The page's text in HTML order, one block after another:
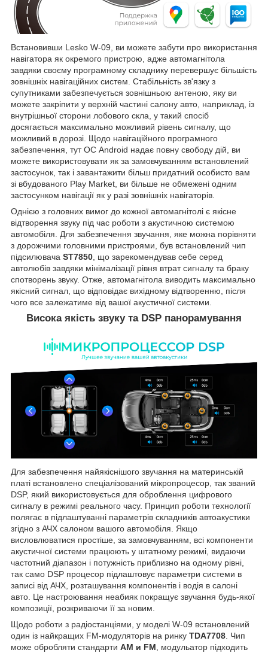
Встановивши Lesko W-09, ви можете забути про використання
навігатора як окремого пристрою, адже автомагнітола
завдяки своєму програмному складнику перевершує більшість
зовнішніх навігаційних систем. Стабільність зв'язку з
супутниками забезпечується зовнішньою антеною, яку ви
можете закріпити у верхній частині салону авто, наприклад, із
внутрішньої сторони лобового скла, у такий спосіб
досягається максимально можливий рівень сигналу, що
можливий в дорозі. Щодо навігаційного програмного
забезпечення, тут ОС Android надає повну свободу дій, ви
можете використовувати як за замовчуванням встановлений
застосунок, так і завантажити більш придатний особисто вам
зі вбудованого Play Market, ви більше не обмежені одним
застосунком навігації як у разі зовнішніх навігаторів.
Однією з головних вимог до кожної автомагнітолі є якісне
відтворення звуку під час роботи з акустичною системою
автомобіля. Для забезпечення звучання, яке можна порівняти
з дорожчими головними пристроями, був встановлений чип
підсилювача ST7850 , що зарекомендував себе серед
автолюбів завдяки мінімалізації рівня втрат сигналу та браку
спотворень звуку. Отже, автомагнітола виводить максимально
якісний сигнал, що відповідає вихідному відтворенню, після
чого все залежатиме від вашої акустичної системи.
Висока якість звуку та DSP панорамування
Для забезпечення найякіснішого звучання на материнській
платі встановлено спеціалізований мікропроцесор, так званий
DSP, який використовується для оброблення цифрового
сигналу в режимі реального часу. Принцип роботи технології
полягає в підлаштуванні параметрів складників автоакустики
згідно з АЧХ салоном вашого автомобіля. Якщо
висловлюватися простіше, за замовчуванням, всі компоненти
акустичної системи працюють у штатному режимі, видаючи
частотний діапазон і потужність приблизно на одному рівні,
так само DSP процесор підлаштовує параметри системи в
записі від АЧХ, розташування компонентів і водія в салоні
авто. Це настроювання неабияк покращує звучання будь-якої
композиції, розкриваючи її за новим.
Щодо роботи з радіостанціями, у моделі W-09 встановлений
один із найкращих FM-модуляторів на ринку TDA7708. Чип
може обробляти стандарти AM и FM, модульатор підходить